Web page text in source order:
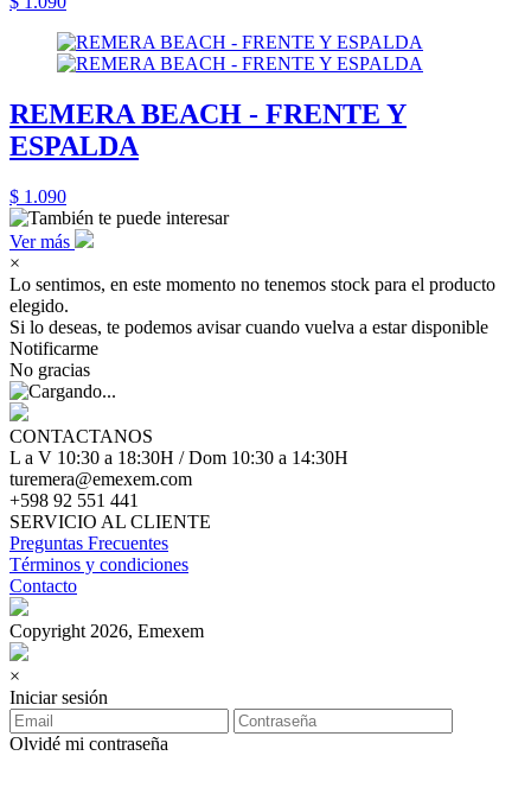
REMERA BEACH - FRENTE Y
ESPALDA
$ 1.090
Ver más
×
Lo sentimos, en este momento no tenemos stock para el producto
elegido.
Si lo deseas, te podemos avisar cuando vuelva a estar disponible
Notificarme
No gracias
CONTACTANOS
L a V 10:30 a 18:30H / Dom 10:30 a 14:30H
turemera@emexem.com
+598 92 551 441
SERVICIO AL CLIENTE
Preguntas Frecuentes
Términos y condiciones
Contacto
Copyright 2026, Emexem
×
Iniciar sesión
Olvidé mi contraseña